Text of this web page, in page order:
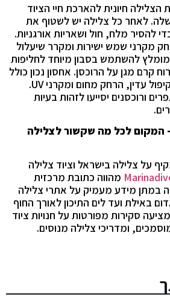
הצלילה חיונית להארכת חיי הציוד
לאחר כל צלילה יש לשטוף את
להסיר מלח, חול ושאריות אורגניות.
מקרני שמש ישירות ומקרר שיעלול
להשתמש בסבון מיוחד לחליפות
קרם מגן על הרוכסן. אחסון נכון כולל
תלייה על קולב רחב או קיפול עדין, הרחק מחום ומקרני UV.
ורוכסנים יסייעו לזהות בעיות
המקום לכל מה שקשור לצלילה
על צלילה בישראל וציוד צלילה
מהווה כתובת מרכזית
במתן מידע מעמיק על אתרי צלילה
באילת ועד לים התיכון לאורך החוף
סקירות מפורטות על חנויות ציוד
ומדריכי צלילה מנוסים.